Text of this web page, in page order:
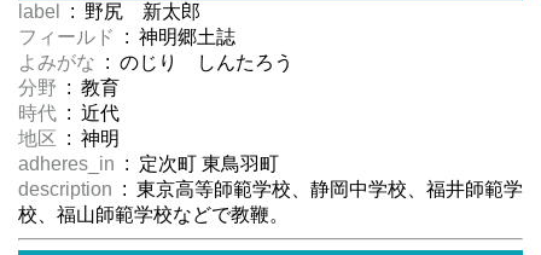
label
: 野尻 新太郎
フィールド
: 神明郷土誌
よみがな : のじり しんたろう
分野 : 教育
時代 : 近代
地区 : 神明
adheres_in : 定次町 東鳥羽町
description : 東京高等師範学校、静岡中学校、福井師範学
校、福山師範学校などで教鞭。